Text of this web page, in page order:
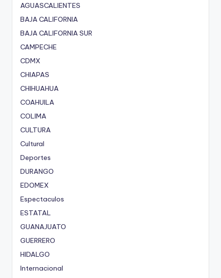
AGUASCALIENTES
BAJA CALIFORNIA
BAJA CALIFORNIA SUR
CAMPECHE
CDMX
CHIAPAS
CHIHUAHUA
COAHUILA
COLIMA
CULTURA
Cultural
Deportes
DURANGO
EDOMEX
Espectaculos
ESTATAL
GUANAJUATO
GUERRERO
HIDALGO
Internacional